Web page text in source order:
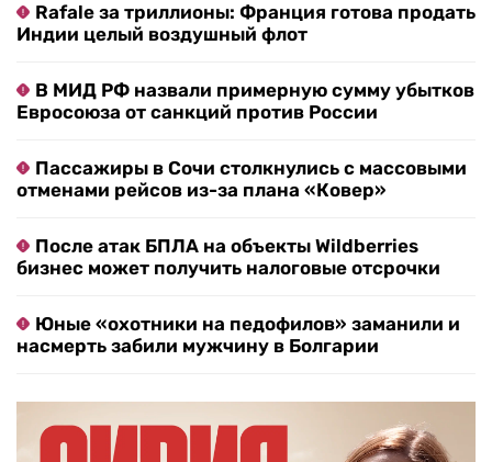
Rafale за триллионы: Франция готова продать
Индии целый воздушный флот
В МИД РФ назвали примерную сумму убытков
Евросоюза от санкций против России
Пассажиры в Сочи столкнулись с массовыми
отменами рейсов из-за плана «Ковер»
После атак БПЛА на объекты Wildberries
бизнес может получить налоговые отсрочки
Юные «охотники на педофилов» заманили и
насмерть забили мужчину в Болгарии